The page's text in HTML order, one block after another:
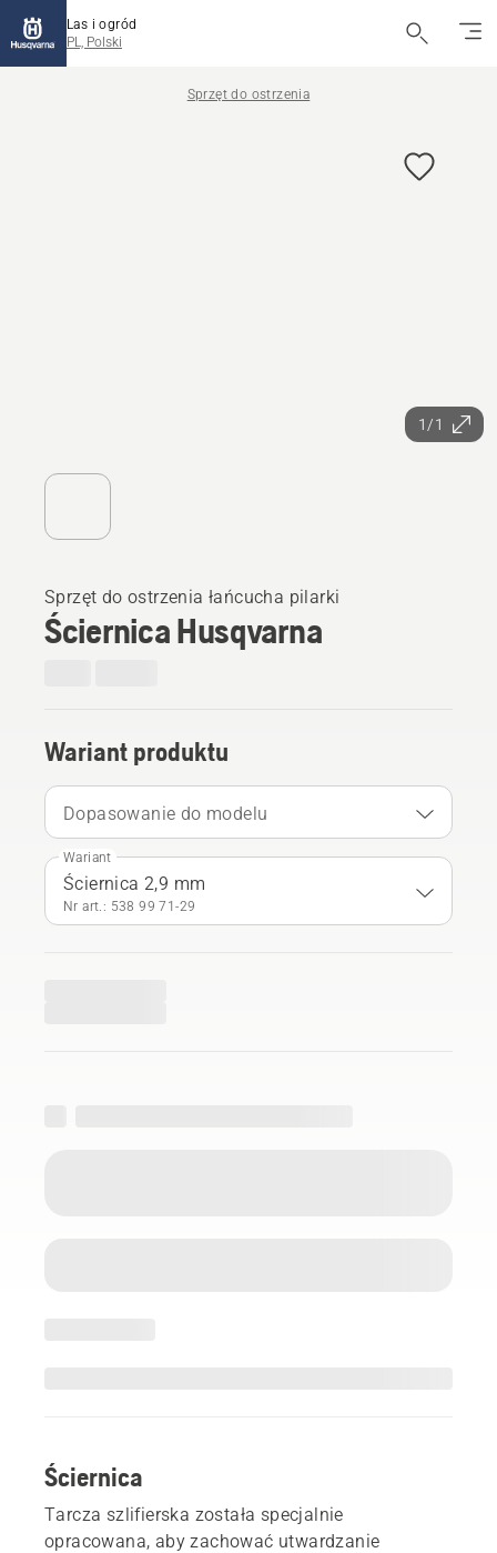
Las i ogród
PL, Polski
Sprzęt do ostrzenia
1/1
Sprzęt do ostrzenia łańcucha pilarki
Ściernica Husqvarna
Wariant produktu
Dopasowanie do modelu
Wariant
Ściernica 2,9 mm
Nr art.: 538 99 71‑29
Ściernica
Tarcza szlifierska została specjalnie
opracowana, aby zachować utwardzanie